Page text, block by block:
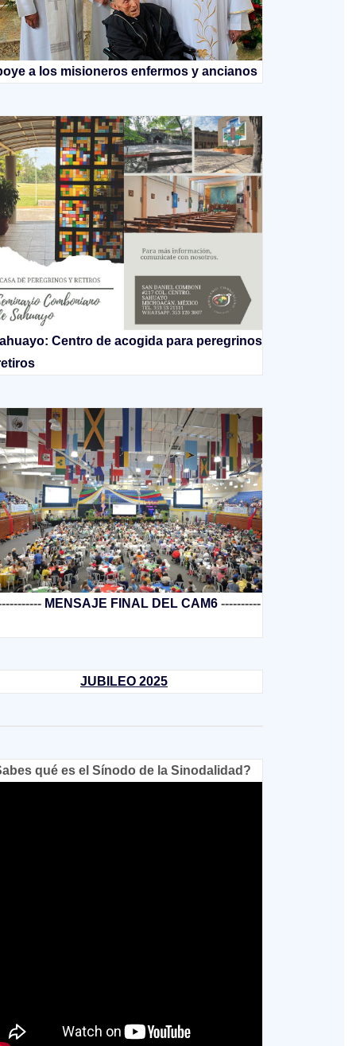
a los misioneros enfermos y ancianos
Centro de acogida para peregrinos
MENSAJE FINAL DEL CAM6 ----------
JUBILEO 2025
qué es el Sínodo de la Sinodalidad?